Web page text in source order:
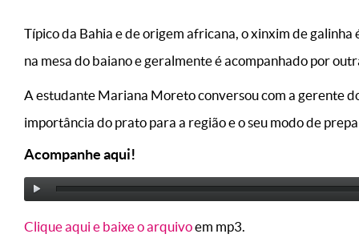
Típico da Bahia e de origem africana, o xinxim de
na mesa do baiano e geralmente é acompanhado por
A estudante Mariana Moreto conversou com a gerente
importância do prato para a região e o seu modo de
Acompanhe aqui!
Clique aqui e baixe o arquivoem mp3.